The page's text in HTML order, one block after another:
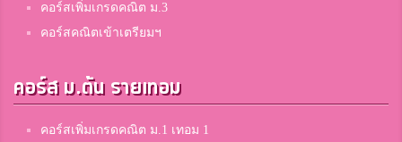
พยุหะพิทยาคม
คอร์สเพิ่มเกรดคณิต ม.3
คอร์สคณิตเข้าเตรียมฯ
คอร์ส ม.ต้น รายเทอม
คอร์สเพิ่มเกรดคณิต ม.1 เทอม 1